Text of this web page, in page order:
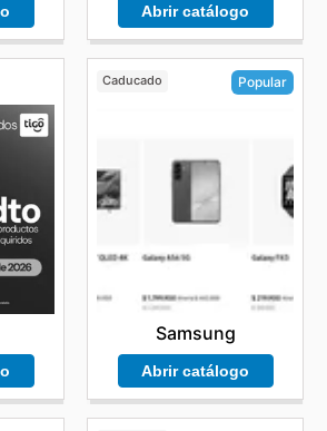
Abrir catálogo
Caducado Popular
Samsung
Abrir catálogo